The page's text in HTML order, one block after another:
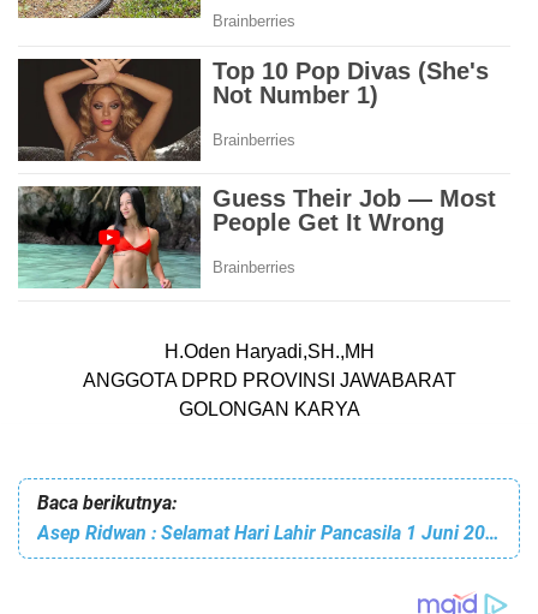
H.Oden Haryadi,SH.,MH
ANGGOTA DPRD PROVINSI JAWABARAT
GOLONGAN KARYA
Baca berikutnya:
Asep Ridwan : Selamat Hari Lahir Pancasila 1 Juni 2023